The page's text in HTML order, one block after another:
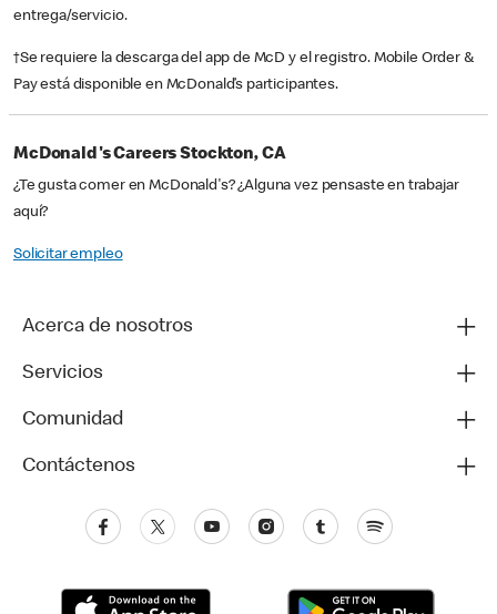
entrega/servicio.
†Se requiere la descarga del app de McD y el registro. Mobile Order &
Pay está disponible en McDonald’s participantes.
McDonald's Careers Stockton, CA
¿Te gusta comer en McDonald's? ¿Alguna vez pensaste en trabajar
aquí?
Solicitar empleo
Acerca de nosotros
Servicios
Comunidad
Contáctenos